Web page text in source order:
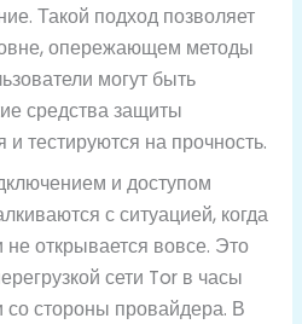
Такой подход позволяет
опережающем методы
могут быть
средства защиты
тестируются на прочность.
и доступом
с ситуацией, когда
не открывается вовсе. Это
сети Tor в часы
со стороны провайдера. В